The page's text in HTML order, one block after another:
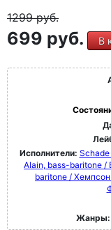
1299руб.
699 руб. В
Исполнители:
Alain, bass-baritone /
baritone /
Жанры: